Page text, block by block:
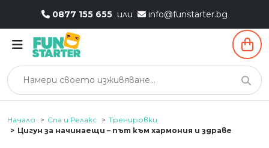
0877 155 655 или info@funstarter.bg
Начало Спа и Релакс
Тренировки
Цигун за начинаещи – път към хармония и здраве